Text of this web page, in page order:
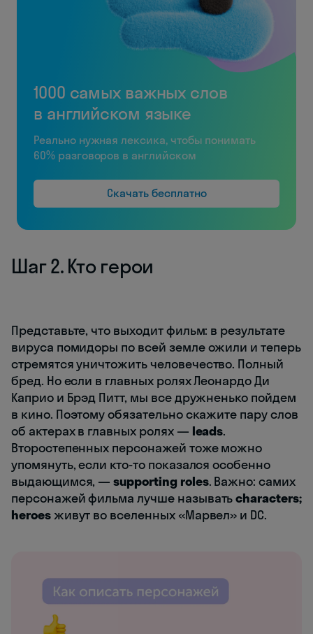
1000 самых важных слов
в английском языке
Реально нужная лексика, чтобы понимать
60% разговоров в английском
Скачать бесплатно
Шаг 2. Кто герои
Представьте, что выходит фильм: в результате
вируса помидоры по всей земле ожили и теперь
стремятся уничтожить человечество. Полный
бред. Но если в главных ролях Леонардо Ди
Каприо и Брэд Питт, мы все дружненько пойдем
в кино. Поэтому обязательно скажите пару слов
об актерах в главных ролях — leads.
Второстепенных персонажей тоже можно
упомянуть, если кто-то показался особенно
выдающимся, — supporting roles. Важно: самих
персонажей фильма лучше называтьcharacters;
heroesживут во вселенных «Марвел» и DC.